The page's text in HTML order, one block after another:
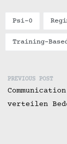
Psi-0
Training-
PREVIOUS POST
verteilen